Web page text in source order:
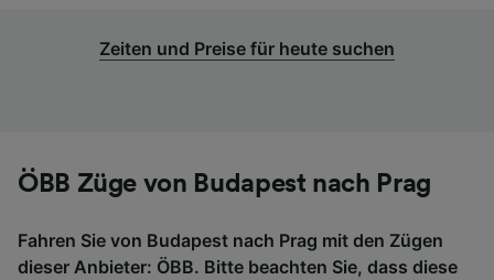
Zeiten und Preise für heute suchen
ÖBB Züge von Budapest nach Prag
Fahren Sie von Budapest nach Prag mit den Zügen
dieser Anbieter: ÖBB. Bitte beachten Sie, dass diese